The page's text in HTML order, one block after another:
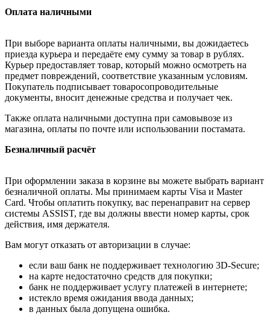
Оплата наличными
При выборе варианта оплаты наличными, вы дожидаетесь
приезда курьера и передаёте ему сумму за товар в рублях.
Курьер предоставляет товар, который можно осмотреть на
предмет повреждений, соответствие указанным условиям.
Покупатель подписывает товаросопроводительные
документы, вносит денежные средства и получает чек.
Также оплата наличными доступна при самовывозе из
магазина, оплаты по почте или использовании постамата.
Безналичный расчёт
При оформлении заказа в корзине вы можете выбрать вариант
безналичной оплаты. Мы принимаем карты Visa и Master
Card. Чтобы оплатить покупку, вас перенаправит на сервер
системы ASSIST, где вы должны ввести номер карты, срок
действия, имя держателя.
Вам могут отказать от авторизации в случае:
если ваш банк не поддерживает технологию 3D-Secure;
на карте недостаточно средств для покупки;
банк не поддерживает услугу платежей в интернете;
истекло время ожидания ввода данных;
в данных была допущена ошибка.